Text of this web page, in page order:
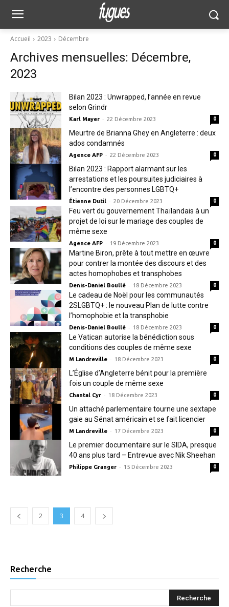
Accueil 2023 Décembre
Archives mensuelles: Décembre,
2023
Bilan 2023 : Unwrapped, l’année en revue
selon Grindr
Karl Mayer - 22 Décembre 2023 0
Meurtre de Brianna Ghey en Angleterre : deux
ados condamnés
Agence AFP - 22 Décembre 2023 0
Bilan 2023 : Rapport alarmant sur les
arrestations et les poursuites judiciaires à
l’encontre des personnes LGBTQ+
Étienne Dutil - 20 Décembre 2023 0
Feu vert du gouvernement Thaïlandais à un
projet de loi sur le mariage des couples de
même sexe
Agence AFP - 19 Décembre 2023 0
Martine Biron, prête à tout mettre en œuvre
pour contrer la montée des discours et des
actes homophobes et transphobes
Denis-Daniel Boullé - 18 Décembre 2023 0
Le cadeau de Noël pour les communautés
2SLGBTQ+ : le nouveau Plan de lutte contre
l’homophobie et la transphobie
Denis-Daniel Boullé - 18 Décembre 2023 0
Le Vatican autorise la bénédiction sous
conditions des couples de même sexe
M Landreville - 18 Décembre 2023 0
L’Église d’Angleterre bénit pour la première
fois un couple de même sexe
Chantal Cyr - 18 Décembre 2023 0
Un attaché parlementaire tourne une sextape
gaie au Sénat américain et se fait licencier
M Landreville - 17 Décembre 2023 0
Le premier documentaire sur le SIDA, presque
40 ans plus tard – Entrevue avec Nik Sheehan
Philippe Granger - 15 Décembre 2023 0
2 3 4
Recherche